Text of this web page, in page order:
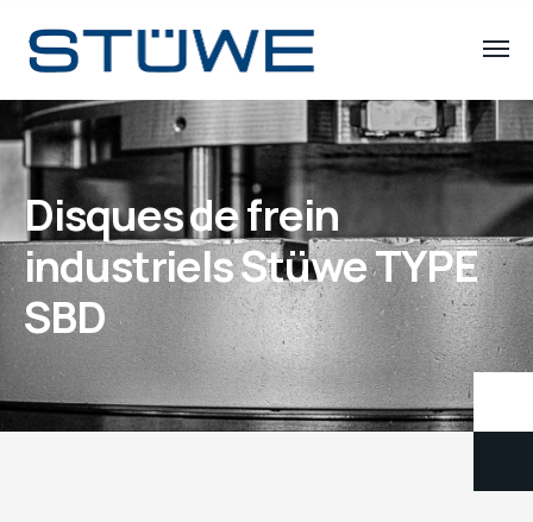
Disques de frein
industriels Stüwe TYPE
SBD